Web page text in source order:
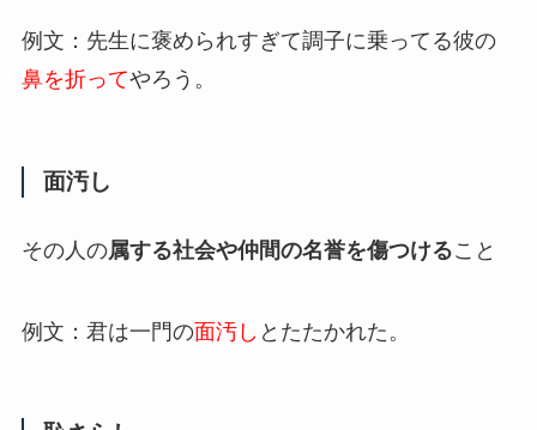
例文：先生に褒められすぎて調子に乗ってる彼の
鼻を折ってやろう。
面汚し
その人の属する社会や仲間の名誉を傷つけること
例文：君は一門の面汚し とたたかれた。